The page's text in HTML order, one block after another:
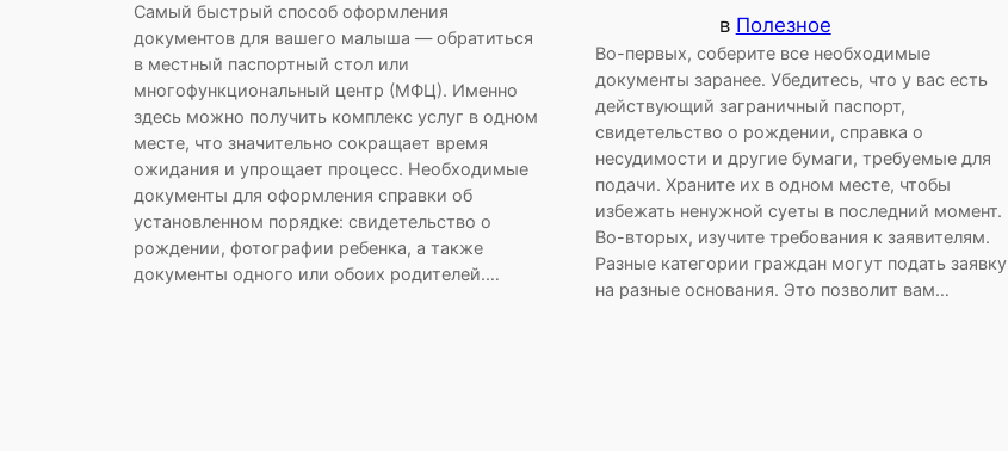
Самый быстрый способ оформления
документов для вашего малыша — обратиться
в местный паспортный стол или
многофункциональный центр (МФЦ). Именно
здесь можно получить комплекс услуг в одном
месте, что значительно сокращает время
ожидания и упрощает процесс. Необходимые
документы для оформления справки об
установленном порядке: свидетельство о
рождении, фотографии ребенка, а также
документы одного или обоих родителей.…
в Полезное
Во-первых, соберите все необходимые
документы заранее. Убедитесь, что у вас есть
действующий заграничный паспорт,
свидетельство о рождении, справка о
несудимости и другие бумаги, требуемые для
подачи. Храните их в одном месте, чтобы
избежать ненужной суеты в последний момент.
Во-вторых, изучите требования к заявителям.
Разные категории граждан могут подать заявку
на разные основания. Это позволит вам…